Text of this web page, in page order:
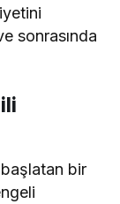
sonrasında
başlatan bir